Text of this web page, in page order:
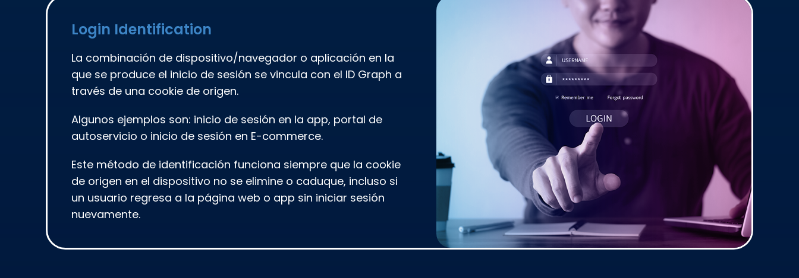
Login Identification
La combinación de dispositivo/navegador o aplicación en la
que se produce el inicio de sesión se vincula con el ID Graph a
través de una cookie de origen.
Algunos ejemplos son: inicio de sesión en la app, portal de
autoservicio o inicio de sesión en E-commerce.
Este método de identificación funciona siempre que la cookie
de origen en el dispositivo no se elimine o caduque, incluso si
un usuario regresa a la página web o app sin iniciar sesión
nuevamente.